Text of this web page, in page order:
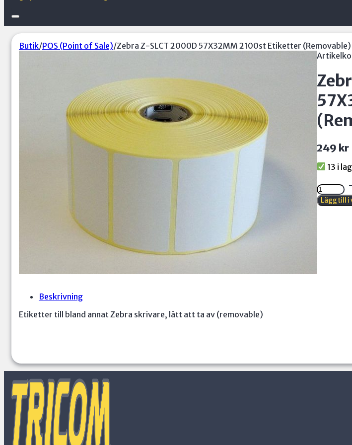
Butik/POS (Point of Sale)/Zebra Z-SLCT 2000D 57X32MM 2100st Etiketter
249 kr
13 i
Zebra
Z-
SLCT
mängd
Lägg till i
Beskrivning
Etiketter till bland annat Zebra skrivare, lätt att ta av (removable)